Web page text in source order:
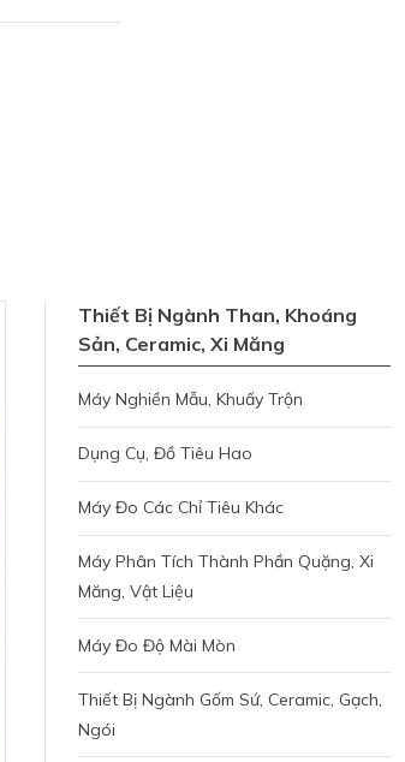
Thiết Bị Ngành Than, Khoáng
Sản, Ceramic, Xi Măng
Máy Nghiền Mẫu, Khuấy Trộn
Dụng Cụ, Đồ Tiêu Hao
Máy Đo Các Chỉ Tiêu Khác
Máy Phân Tích Thành Phần Quặng, Xi
Măng, Vật Liệu
Máy Đo Độ Mài Mòn
Thiết Bị Ngành Gốm Sứ, Ceramic, Gạch,
Ngói